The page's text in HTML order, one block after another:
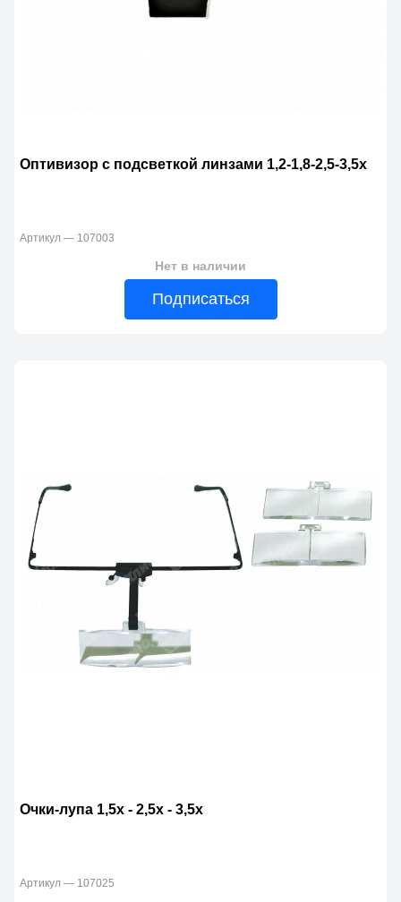
Оптивизор с подсветкой линзами 1,2-1,8-2,5-3,5х
Артикул — 107003
Нет в наличии
Подписаться
Очки-лупа 1,5х - 2,5х - 3,5х
Артикул — 107025